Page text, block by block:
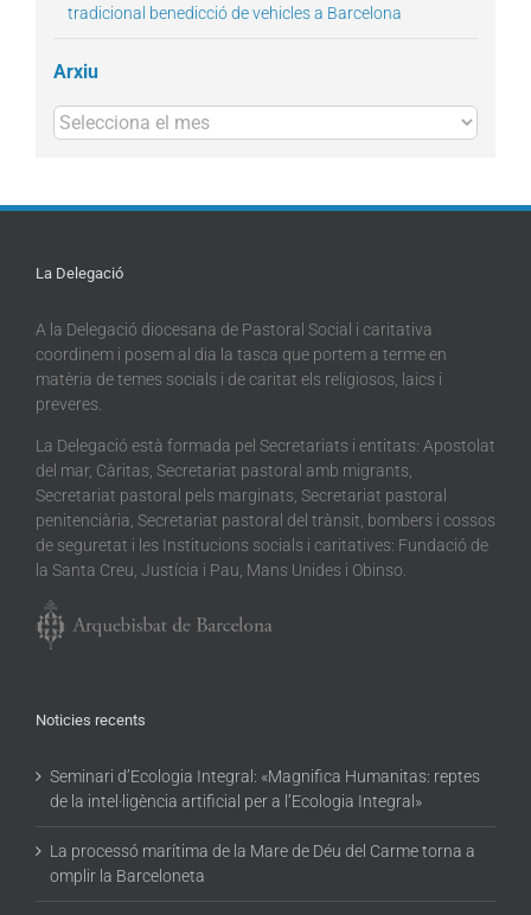
tradicional benedicció de vehicles a Barcelona
Arxiu
Arxius
La Delegació
A la Delegació diocesana de Pastoral Social i caritativa
coordinem i posem al dia la tasca que portem a terme en
matèria de temes socials i de caritat els religiosos, laics i
preveres.
La Delegació està formada pel Secretariats i entitats: Apostolat
del mar, Càritas, Secretariat pastoral amb migrants,
Secretariat pastoral pels marginats, Secretariat pastoral
penitenciària, Secretariat pastoral del trànsit, bombers i cossos
de seguretat i les Institucions socials i caritatives: Fundació de
la Santa Creu, Justícia i Pau, Mans Unides i Obinso.
Noticies recents
Seminari d’Ecologia Integral: «Magnifica Humanitas: reptes
de la intel·ligència artificial per a l’Ecologia Integral»
La processó marítima de la Mare de Déu del Carme torna a
omplir la Barceloneta